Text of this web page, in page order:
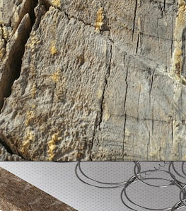
© 2010-2026Freepik Company S.L.U.